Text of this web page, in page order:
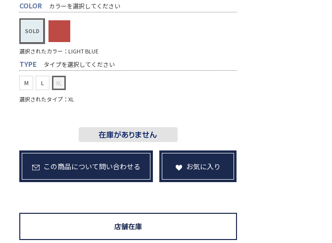
COLOR カラーを選択してください
選択されたカラー：LIGHT BLUE
TYPE タイプを選択してください
M L XL
選択されたタイプ：XL
この商品について問い合わせる お気に入り
店舗在庫